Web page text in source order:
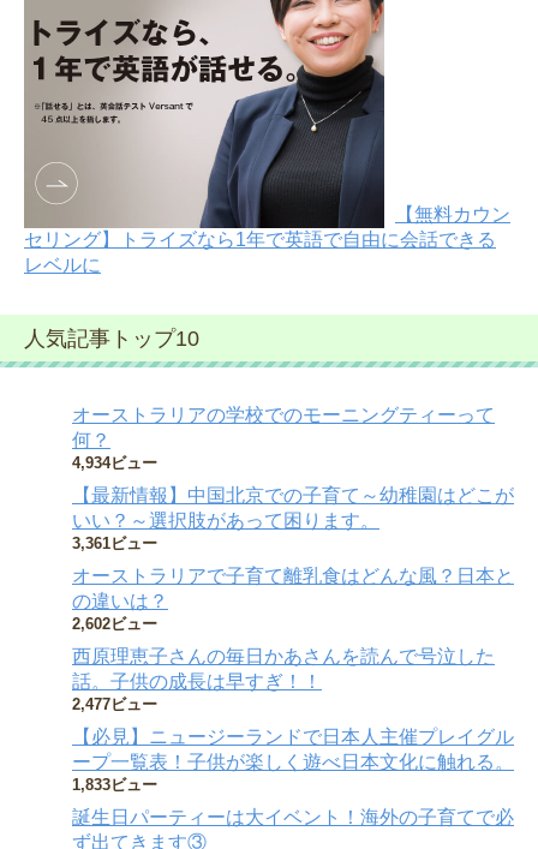
【無料カウン
セリング】トライズなら1年で英語で自由に会話できる
レベルに
人気記事トップ10
オーストラリアの学校でのモーニングティーって
何？
4,934ビュー
【最新情報】中国北京での子育て～幼稚園はどこが
いい？～選択肢があって困ります。
3,361ビュー
オーストラリアで子育て離乳食はどんな風？日本と
の違いは？
2,602ビュー
西原理恵子さんの毎日かあさんを読んで号泣した
話。子供の成長は早すぎ！！
2,477ビュー
【必見】ニュージーランドで日本人主催プレイグル
ープ一覧表！子供が楽しく遊べ日本文化に触れる。
1,833ビュー
誕生日パーティーは大イベント！海外の子育てで必
ず出てきます③